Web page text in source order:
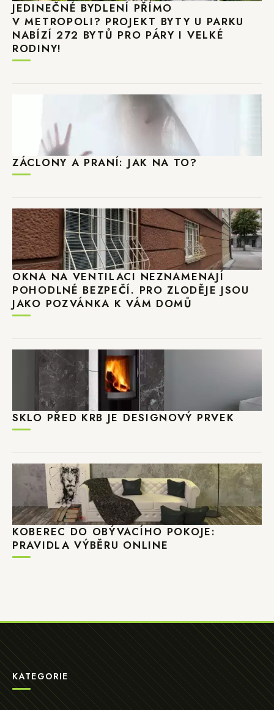
JEDINEČNÉ BYDLENÍ PŘÍMO
V METROPOLI? PROJEKT BYTY U PARKU
NABÍZÍ 272 BYTŮ PRO PÁRY I VELKÉ
RODINY!
ZÁCLONY A PRANÍ: JAK NA TO?
OKNA NA VENTILACI NEZNAMENAJÍ
POHODLNÉ BEZPEČÍ. PRO ZLODĚJE JSOU
JAKO POZVÁNKA K VÁM DOMŮ
SKLO PŘED KRB JE DESIGNOVÝ PRVEK
KOBEREC DO OBÝVACÍHO POKOJE:
PRAVIDLA VÝBĚRU ONLINE
KATEGORIE